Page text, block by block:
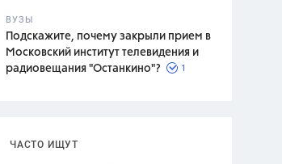
ВУЗЫ
Подскажите, почему закрыли прием в
Московский институт телевидения и
радиовещания "Останкино"?
1
ЧАСТО ИЩУТ